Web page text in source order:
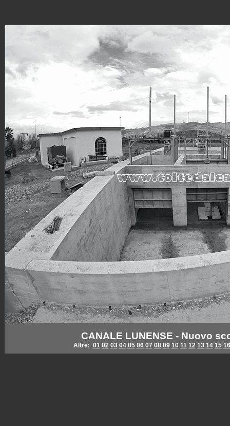
CANALE LUNENSE - Nuovo
Altre: 01 02 03 04 05 06 07 08 09 10 11 12 13 14 15 16